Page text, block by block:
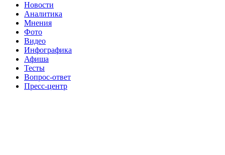
Новости
Аналитика
Мнения
Фото
Видео
Инфографика
Афиша
Тесты
Вопрос-ответ
Пресс-центр